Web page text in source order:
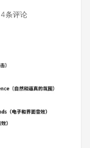
4条评论